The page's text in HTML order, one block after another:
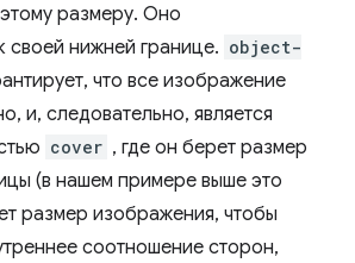
размеру. Оно
своей нижней границе. object-
что все изображение
и, следовательно, является
cover , где он берет размер
(в нашем примере выше это
размер изображения, чтобы
соотношение сторон,